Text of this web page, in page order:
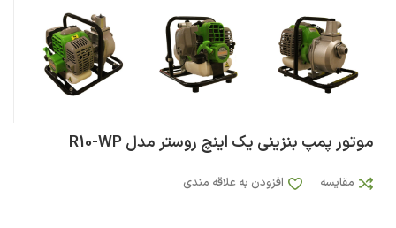
موتور پمپ بنزینی یک اینچ روستر مدل R10-WP
مقایسه افزودن به علاقه مندی